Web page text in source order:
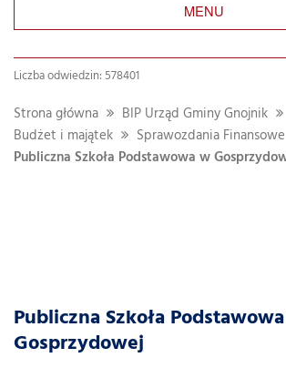
MENU
Liczba odwiedzin: 578401
Strona główna
BIP Urząd Gminy Gnojnik
Budżet i majątek
Sprawozdania Finansowe
Publiczna Szkoła Podstawowa w
Publiczna Szkoła
Gosprzydowej